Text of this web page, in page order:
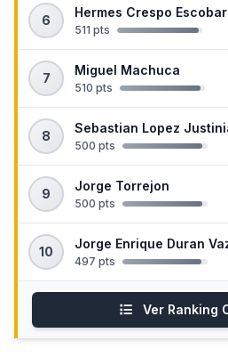
6
Hermes Crespo Escobar
511 pts
7
Miguel Machuca
510 pts
8
Sebastian Lopez
500 pts
9
Jorge Torrejon
500 pts
10
Jorge Enrique Duran
497 pts
Ver Ranking